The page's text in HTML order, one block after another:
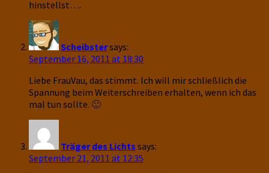
hinstellst….
Scheibstersays:
September 16, 2011 at 18:30
Liebe FrauVau, das stimmt. Ich will mir schließlich die
Spannung beim Weiterschreiben erhalten, wenn ich das
mal tun sollte. 🙂
Träger des Lichts says:
September 21, 2011 at 12:35